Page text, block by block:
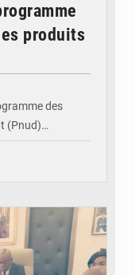
produits
des
(Pnud)…